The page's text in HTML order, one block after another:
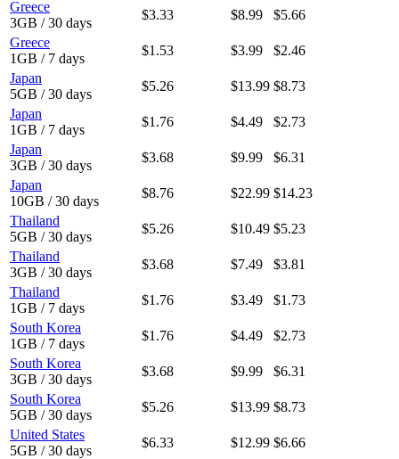
Greece
3GB / 30 days
$3.33 $8.99
$5.66
Greece
1GB / 7 days
$1.53 $3.99
$2.46
Japan
5GB / 30 days
$5.26 $13.99 $8.73
Japan
1GB / 7 days
$1.76 $4.49
$2.73
Japan
3GB / 30 days
$3.68 $9.99
$6.31
Japan
10GB / 30 days
$8.76 $22.99 $14.23
Thailand
5GB / 30 days
$5.26 $10.49 $5.23
Thailand
3GB / 30 days
$3.68 $7.49
$3.81
Thailand
1GB / 7 days
$1.76 $3.49
$1.73
South Korea
1GB / 7 days
$1.76 $4.49
$2.73
South Korea
3GB / 30 days
$3.68 $9.99
$6.31
South Korea
5GB / 30 days
$5.26 $13.99 $8.73
United States
5GB / 30 days
$6.33 $12.99 $6.66